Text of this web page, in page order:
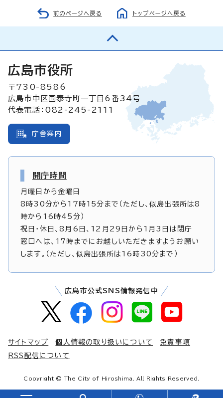
前のページへ戻る トップページへ戻る
広島市役所
〒730-8586
広島市中区国泰寺町一丁目6番34号
代表電話：082-245-2111
庁舎案内
開庁時間
月曜日から金曜日
8時30分から17時15分まで（ただし、似島出張所は8
時から16時45分）
祝日・休日、8月6日、12月29日から1月3日は閉庁
窓口へは、17時までにお越しいただきますようお願い
します。（ただし、似島出張所は16時30分まで）
広島市公式SNS情報発信中
サイトマップ 個人情報の取り扱いについて
免責事項
RSS配信について
Copyright © The City of Hiroshima. All Rights Reserved.